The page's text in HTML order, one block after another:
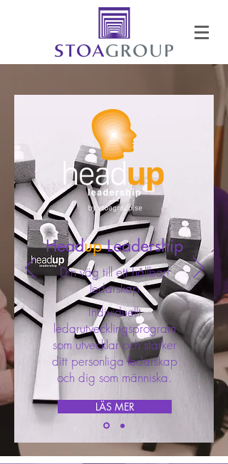
HeadupLeadership
Din väg till ett hållbart
ledarskap
Individuellt
ledarutvecklingsprogram
som utvecklar och stärker
ditt personliga ledarskap
och dig som människa.
LÄS MER